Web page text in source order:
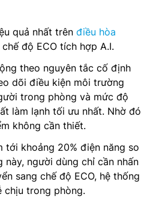
quả nhất trên điều hòa
độ ECO tích hợp A.I.
theo nguyên tắc cố định
dõi điều kiện môi trường
trong phòng và mức độ
làm lạnh tối ưu nhất. Nhờ đó
không cần thiết.
tới khoảng 20% điện năng so
người dùng chỉ cần nhấn
sang chế độ ECO, hệ thống
chịu trong phòng.